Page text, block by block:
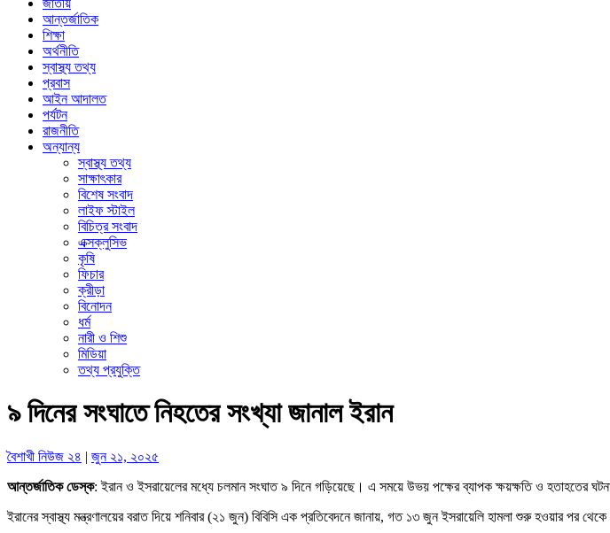
আন্তর্জাতিক
শিক্ষা
অর্থনীতি
স্বাস্থ্য তথ্য
প্রবাস
আইন আদালত
পর্যটন
রাজনীতি
অন্যান্য
স্বাস্থ্য তথ্য
সাক্ষাৎকার
বিশেষ সংবাদ
লাইফ স্টাইল
বিচিত্র সংবাদ
এক্সক্লুসিভ
কৃষি
ফিচার
ক্রীড়া
বিনোদন
ধর্ম
নারী ও শিশু
মিডিয়া
তথ্য প্রযুক্তি
৯ দিনের সংঘাতে নিহতের সংখ্যা জানাল ইরান
বৈশাখী নিউজ ২৪ | জুন ২১, ২০২৫
আন্তর্জাতিক ডেস্ক: ইরান ও ইসরায়েলের মধ্যে চলমান সংঘাত ৯ দিনে গড়িয়েছে। এ সময়ে উভয় পক্ষের ব্যাপক ক্ষয়ক্ষতি ও হতাহতের
ইরানের স্বাস্থ্য মন্ত্রণালয়ের বরাত দিয়ে শনিবার (২১ জুন) বিবিসি এক প্রতিবেদনে জানায়, গত ১৩ জুন ইসরায়েলি হামলা শুরু হওয়ার